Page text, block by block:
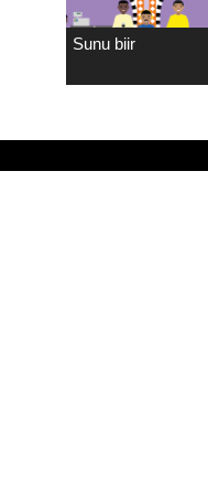
Sunu biir